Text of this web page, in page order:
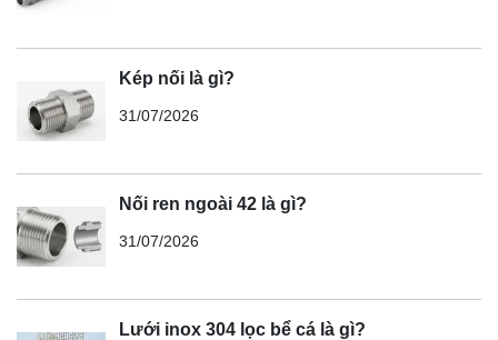
Kép nối là gì?
31/07/2026
Nối ren ngoài 42 là gì?
31/07/2026
Lưới inox 304 lọc bể cá là gì?